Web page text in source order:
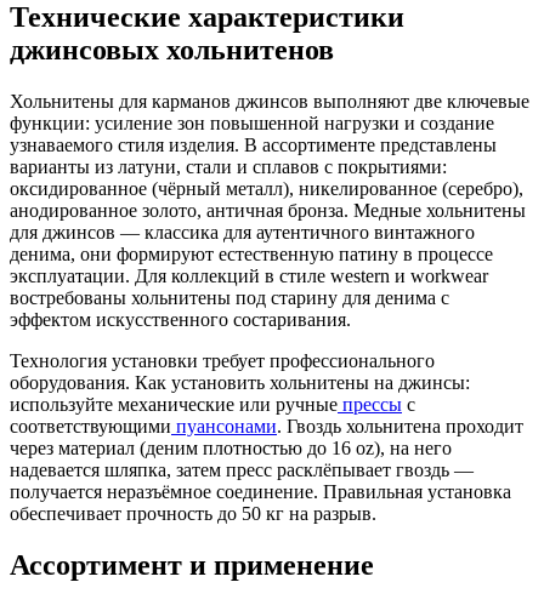
Технические характеристики
джинсовых хольнитенов
Хольнитены для карманов джинсов выполняют две ключевые
функции: усиление зон повышенной нагрузки и создание
узнаваемого стиля изделия. В ассортименте представлены
варианты из латуни, стали и сплавов с покрытиями:
оксидированное (чёрный металл), никелированное (серебро),
анодированное золото, античная бронза. Медные хольнитены
для джинсов — классика для аутентичного винтажного
денима, они формируют естественную патину в процессе
эксплуатации. Для коллекций в стиле western и workwear
востребованы хольнитены под старину для денима с
эффектом искусственного состаривания.
Технология установки требует профессионального
оборудования. Как установить хольнитены на джинсы:
используйте механические или ручные прессы с
соответствующими пуансонами. Гвоздь хольнитена проходит
через материал (деним плотностью до 16 oz), на него
надевается шляпка, затем пресс расклёпывает гвоздь —
получается неразъёмное соединение. Правильная установка
обеспечивает прочность до 50 кг на разрыв.
Ассортимент и применение